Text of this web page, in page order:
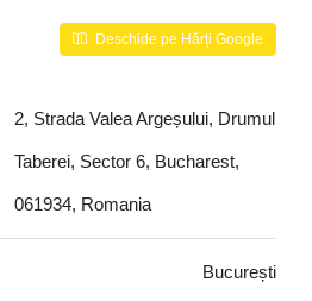
Deschide pe Hărți Google
2, Strada Valea Argeșului, Drumul
Taberei, Sector 6, Bucharest,
061934, Romania
București